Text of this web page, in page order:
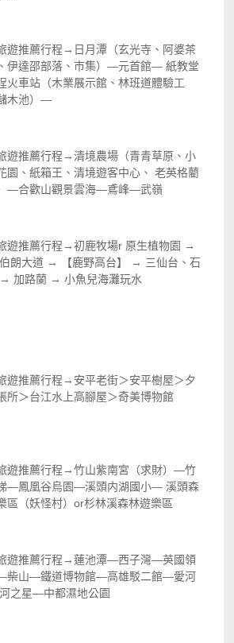
遊推薦行程→日月潭（玄光寺、阿婆茶
伊達邵部落、市集）—元首館— 紙教堂
火車站（木業展示館、林班道體驗工
木池）—
遊推薦行程→清境農場（青青草原、小
園、紙箱王、清境遊客中心、 老英格藺
—合歡山觀景雲海—鳶峰—武嶺
遊推薦行程→初鹿牧場r 原生植物園 →
朗大道 → 【鹿野高台】 → 三仙台、石
加路蘭 → 小魚兒海灘玩水
遊推薦行程→安平老街＞安平樹屋＞夕
所＞台江水上高腳屋＞奇美博物館
遊推薦行程→竹山紫南宮（求財）—竹
—鳳凰谷烏園—溪頭内湖國小— 溪頭森
區（妖怪村）or杉林溪森林遊樂區
遊推薦行程→蓮池潭—西子灣—英國領
柴山—鐵道博物館—高雄駁二館—愛河
之星—中都濕地公園